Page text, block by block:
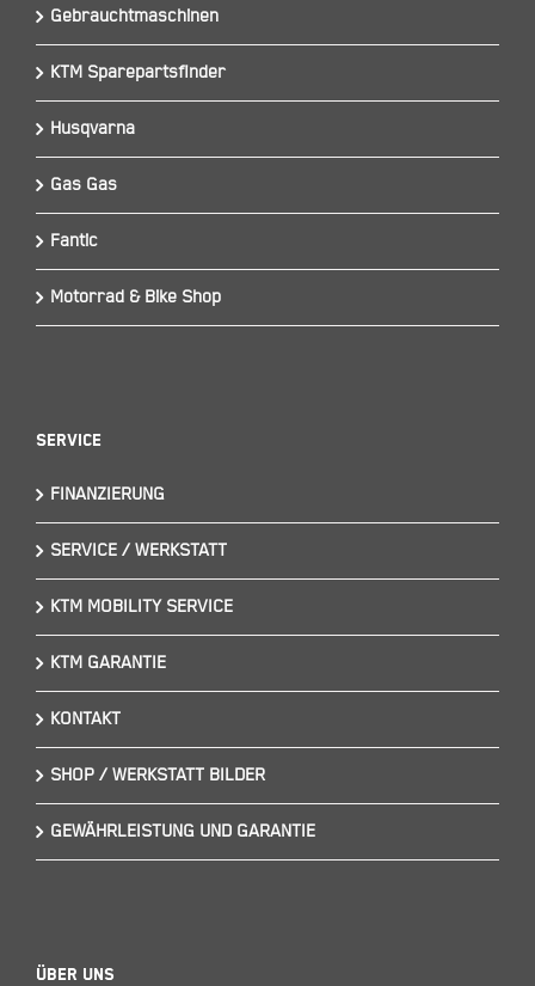
Gebrauchtmaschinen
KTM Sparepartsfinder
Husqvarna
Gas Gas
Fantic
Motorrad & Bike Shop
Service
FINANZIERUNG
SERVICE / WERKSTATT
KTM MOBILITY SERVICE
KTM GARANTIE
KONTAKT
SHOP / WERKSTATT BILDER
GEWÄHRLEISTUNG UND GARANTIE
Über Uns